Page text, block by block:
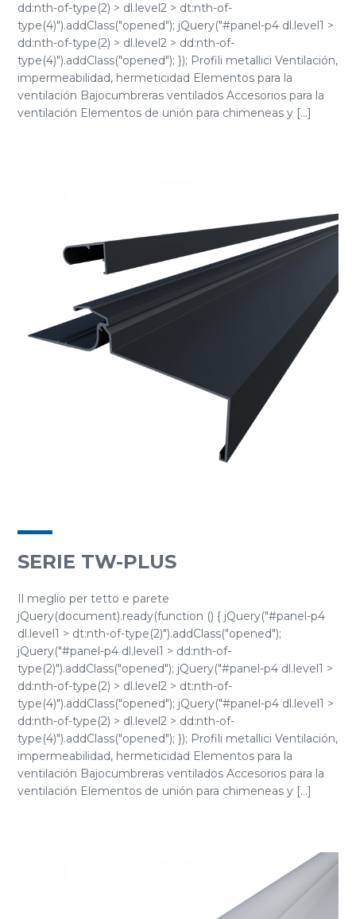
dd:nth-of-type(2) > dl.level2 > dt:nth-of-
type(4)").addClass("opened"); jQuery("#panel-p4 dl.level1 >
dd:nth-of-type(2) > dl.level2 > dd:nth-of-
type(4)").addClass("opened"); }); Profili metallici Ventilación,
impermeabilidad, hermeticidad Elementos para la
ventilación Bajocumbreras ventilados Accesorios para la
ventilación Elementos de unión para chimeneas y [...]
SERIE TW-PLUS
Il meglio per tetto e parete
jQuery(document).ready(function () { jQuery("#panel-p4
dl.level1 > dt:nth-of-type(2)").addClass("opened");
jQuery("#panel-p4 dl.level1 > dd:nth-of-
type(2)").addClass("opened"); jQuery("#panel-p4 dl.level1 >
dd:nth-of-type(2) > dl.level2 > dt:nth-of-
type(4)").addClass("opened"); jQuery("#panel-p4 dl.level1 >
dd:nth-of-type(2) > dl.level2 > dd:nth-of-
type(4)").addClass("opened"); }); Profili metallici Ventilación,
impermeabilidad, hermeticidad Elementos para la
ventilación Bajocumbreras ventilados Accesorios para la
ventilación Elementos de unión para chimeneas y [...]